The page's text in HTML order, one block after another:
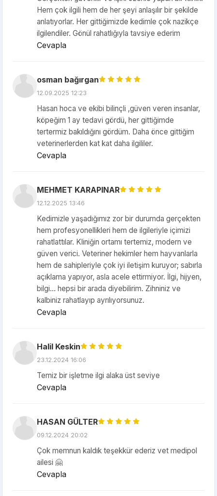
Hem çok ilgili hem de her şeyi anlaşılır bir şekilde
anlatıyorlar. Her gittiğimizde kedimle çok nazikçe
ilgilendiler. Gönül rahatlığıyla tavsiye ederim
Cevapla
osman bağırgan
12.09.2025 12:23
Hasan hoca ve ekibi bilinçli ,güven veren insanlar,
köpeğim 1 ay tedavi gördü, her gittiğimde
tertermiz bakıldığını gördüm. Daha önce gittiğim
veterinerlerden kat kat daha ilgililer.
Cevapla
MEHMET KARAPINAR
12.12.2025 13:46
Kedimizle yaşadığımız zor bir durumda gerçekten
hem profesyonellikleri hem de ilgileriyle içimizi
rahatlattılar. Kliniğin ortamı tertemiz, modern ve
güven verici. Veteriner hekimler hem hayvanlarla
hem de sahipleriyle çok iyi iletişim kuruyor; sabırla
açıklama yapıyor, asla acele ettirmiyor. İlgi, hijyen,
bilgi… hepsi bir arada diyebilirim. Zihniniz ve
kalbiniz rahatlayıp ayrılıyorsunuz.
Cevapla
Halil Keskin
23.12.2024 16:06
Temiz bir işletme ilgi alaka üst seviye
Cevapla
HASAN GÜLTER
09.12.2024 20:02
Çok memnun kaldık teşekkür ederiz vet medipol
ailesi 🤗
Cevapla